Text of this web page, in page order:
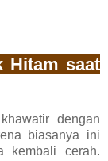
Hitam saat
dengan
biasanya ini
kembali cerah.